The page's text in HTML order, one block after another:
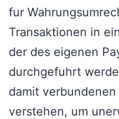
fur
Transaktionen in
der des eigenen
durchgefuhrt
damit
verstehen, um